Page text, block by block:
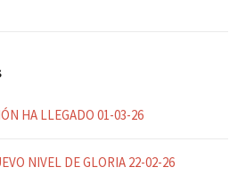
HA LLEGADO 01-03-26
NIVEL DE GLORIA 22-02-26